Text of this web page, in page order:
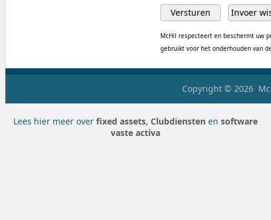
McHil respecteert en beschermt uw
gebruikt voor het onderhouden van
Copyright © 2026
Lees hier meer over fixed assets, Clubdiensten en software
vaste activa